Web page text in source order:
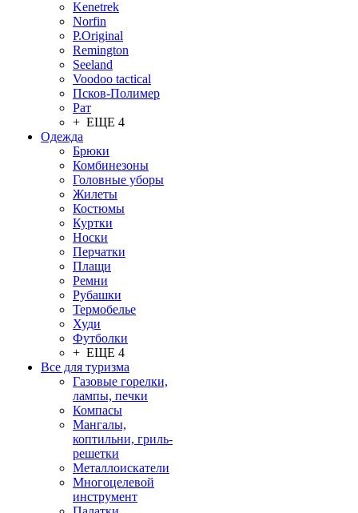
Kenetrek
Norfin
P.Original
Remington
Seeland
Voodoo tactical
Псков-Полимер
Рат
+ ЕЩЕ 4
Одежда
Брюки
Комбинезоны
Головные уборы
Жилеты
Костюмы
Куртки
Носки
Перчатки
Плащи
Ремни
Рубашки
Термобелье
Худи
Футболки
+ ЕЩЕ 4
Все для туризма
Газовые горелки,
лампы, печки
Компасы
Мангалы,
коптильни, гриль-
решетки
Металлоискатели
Многоцелевой
инструмент